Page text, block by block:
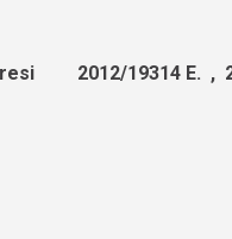
2012/19314 E. ,